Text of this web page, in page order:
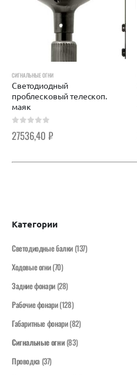
СИГНАЛЬНЫЕ ОГНИ
Светодиодный
проблесковый телескоп.
маяк
27536,40 ₽
Категории
Светодиодные балки (137)
Ходовые огни(70)
Задние фонари (28)
Рабочие фонари(128)
Габаритные фонари(82)
Сигнальные огни (83)
Проводка (37)